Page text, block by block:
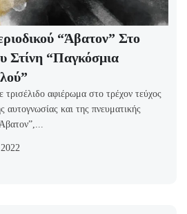
“Άβατον” Στο
Στίνη “Παγκόσμια
αφιέρωμα στο τρέχον τεύχος
και της πνευματικής